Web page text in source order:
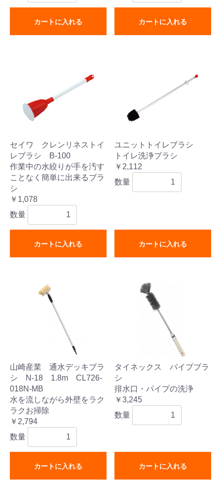
カートに入れる カートに入れる
セイワ クレンリネストイ
レブラシ B-100
作業中の水絞りが手を汚す
ことなく簡単に出来るブラ
シ
￥1,078
数量
カートに入れる
ユニットトイレブラシ
トイレ洗浄ブラシ
￥2,112
数量
カートに入れる
山崎産業 通水デッキブラ
シ N-18 1.8m CL726-
018N-MB
水を流しながら外壁をラク
ラクお掃除
￥2,794
数量
カートに入れる
タイネックス パイプブラ
シ
排水口・パイプの洗浄
￥3,245
数量
カートに入れる